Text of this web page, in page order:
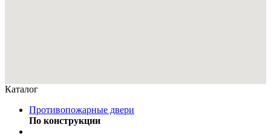
Каталог
Противопожарные двери
По конструкции